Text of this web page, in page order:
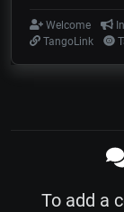
Welcome
TangoLink
To add a